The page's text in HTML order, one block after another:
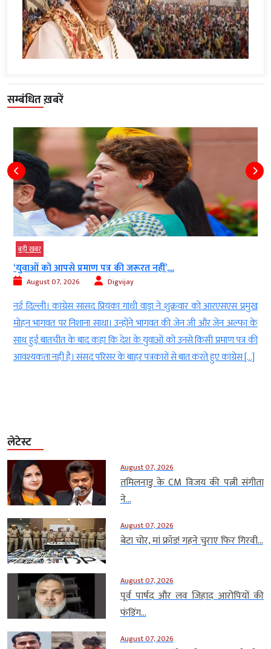
सम्बंधित ख़बरें
बड़ी खबर
‘युवाओं को आपसे प्रमाण पत्र की जरूरत नहीं’,...
August 07, 2026 Digvijay
नई दिल्ली। कांग्रेस सांसद प्रियंका गांधी वाड्रा ने शुक्रवार को आरएसएस प्रमुख
मोहन भागवत पर निशाना साधा। उन्होंने भागवत की जेन जी और जेन अल्फा के
साथ हुई बातचीत के बाद कहा कि देश के युवाओं को उनसे किसी प्रमाण पत्र की
आवश्यकता नहीं है। संसद परिसर के बाहर पत्रकारों से बात करते हुए कांग्रेस […]
लेटेस्ट
August 07, 2026
तमिलनाडु के CM विजय की पत्नी संगीता
ने...
August 07, 2026
बेटा चोर, मां फ्रॉड! गहने चुराए फिर गिरवी...
August 07, 2026
पूर्व पार्षद और लव जिहाद आरोपियों की
फंडिंग...
August 07, 2026